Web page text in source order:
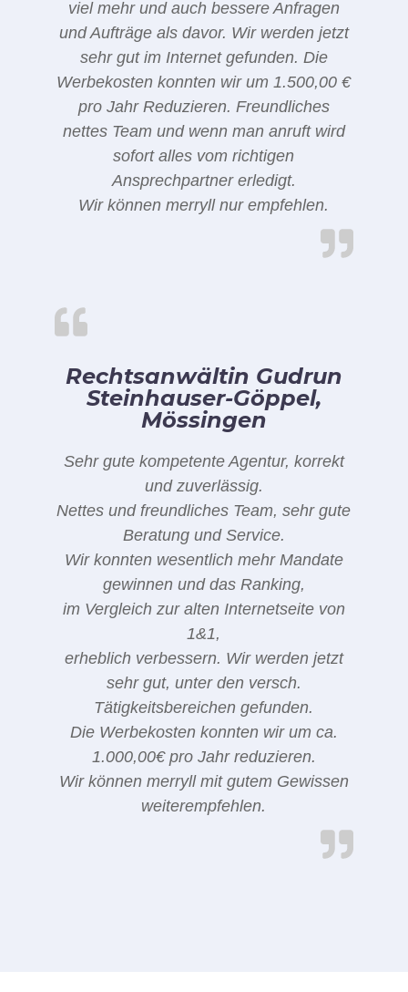
viel mehr und auch bessere Anfragen
und Aufträge als davor. Wir werden jetzt
sehr gut im Internet gefunden. Die
Werbekosten konnten wir um 1.500,00 €
pro Jahr Reduzieren. Freundliches
nettes Team und wenn man anruft wird
sofort alles vom richtigen
Ansprechpartner erledigt.
Wir können merryll nur empfehlen.
Rechtsanwältin Gudrun
Steinhauser-Göppel,
Mössingen
Sehr gute kompetente Agentur, korrekt
und zuverlässig.
Nettes und freundliches Team, sehr gute
Beratung und Service.
Wir konnten wesentlich mehr Mandate
gewinnen und das Ranking,
im Vergleich zur alten Internetseite von
1&1,
erheblich verbessern. Wir werden jetzt
sehr gut, unter den versch.
Tätigkeitsbereichen gefunden.
Die Werbekosten konnten wir um ca.
1.000,00€ pro Jahr reduzieren.
Wir können merryll mit gutem Gewissen
weiterempfehlen.